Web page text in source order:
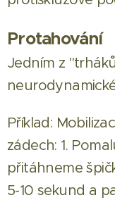
Protahování
Jedním z
Příklad:
zádech: 1.
přitáhneme
5-10 sekund a